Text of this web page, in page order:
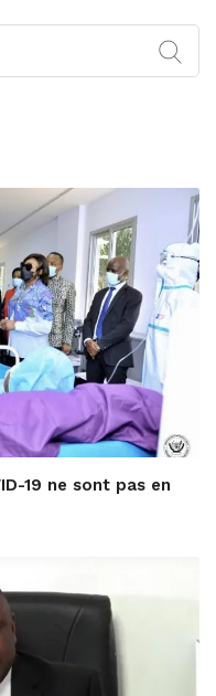
19 ne sont pas en